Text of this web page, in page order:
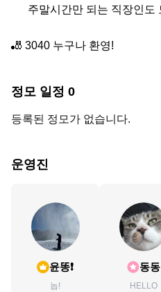
🎳 3040 누구나 환영!
정모 일정 0
등록된 정모가 없습니다.
운영진
윤똥❗️
놉!
동동
HELLO